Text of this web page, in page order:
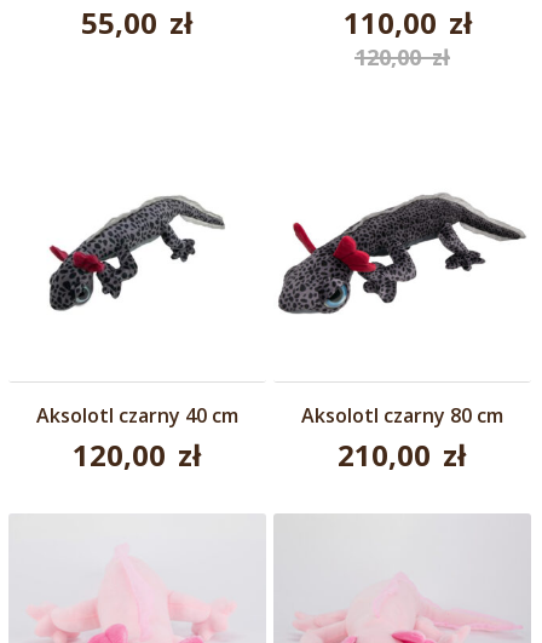
55,00 zł
Pierwotna
cena
110,00 zł
Aktualna
120,00zł
Aksolotl czarny 40 cm
120,00 zł
Aksolotl czarny 80 cm
210,00 zł